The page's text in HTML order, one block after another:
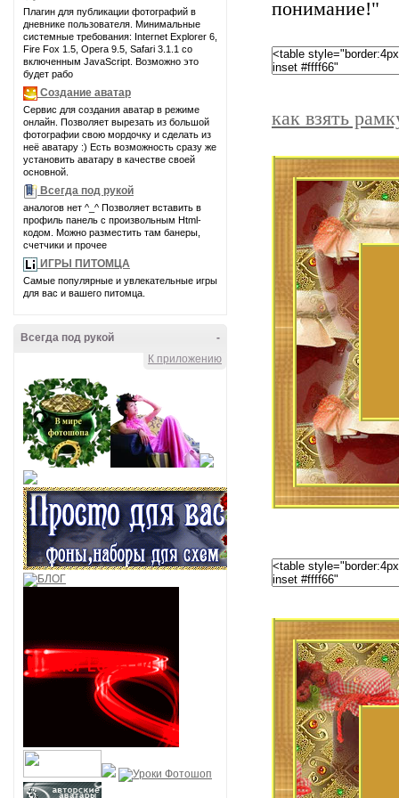
Плагин для публикации фотографий в
дневнике пользователя. Минимальные
системные требования: Internet Explorer 6,
Fire Fox 1.5, Opera 9.5, Safari 3.1.1 со
включенным JavaScript. Возможно это
будет рабо
Создание аватар
Сервис для создания аватар в режиме
онлайн. Позволяет вырезать из большой
фотографии свою мордочку и сделать из
неё аватару :) Есть возможность сразу же
установить аватару в качестве своей
основной.
Всегда под рукой
аналогов нет ^_^ Позволяет вставить в
профиль панель с произвольным Html-
кодом. Можно разместить там банеры,
счетчики и прочее
ИГРЫ ПИТОМЦА
Самые популярные и увлекательные игры
для вас и вашего питомца.
-
Всегда под рукой
К приложению
понимание!"
как взять